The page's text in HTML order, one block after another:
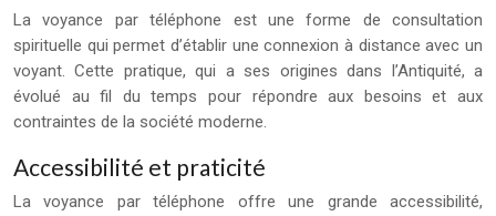
La voyance par téléphone est une forme de consultation
spirituelle qui permet d’établir une connexion à distance avec un
voyant. Cette pratique, qui a ses origines dans l’Antiquité, a
évolué au fil du temps pour répondre aux besoins et aux
contraintes de la société moderne.
Accessibilité et praticité
La voyance par téléphone offre une grande accessibilité,